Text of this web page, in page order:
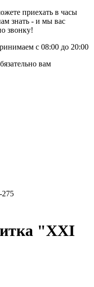
приехать в часы
знать - и мы вас
звонку!
с 08:00 до 20:00
вам
275
"XXI